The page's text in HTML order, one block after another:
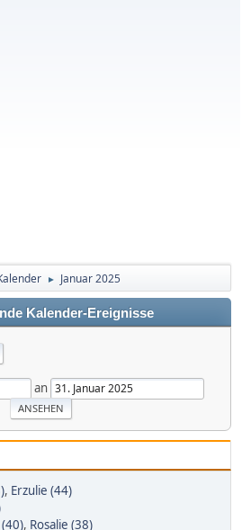
► Januar 2025
Kalender-Ereignisse
an
, Erzulie (44)
, Rosalie (38)